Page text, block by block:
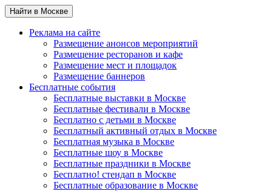
Найти в Москве
Реклама на сайте
Размещение анонсов мероприятий
Размещение ресторанов и кафе
Размещение мест и площадок
Размещение баннеров
Бесплатные события
Бесплатные выставки в Москве
Бесплатные фестивали в Москве
Бесплатно с детьми в Москве
Бесплатный активный отдых в Москве
Бесплатная музыка в Москве
Бесплатные шоу в Москве
Бесплатные праздники в Москве
Бесплатно! стендап в Москве
Бесплатные образование в Москве